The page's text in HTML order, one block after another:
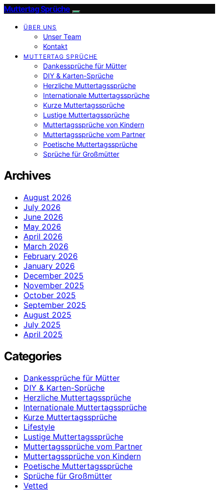
Muttertag Sprüche
ÜBER UNS
Unser Team
Kontakt
MUTTERTAG SPRÜCHE
Dankessprüche für Mütter
DIY & Karten-Sprüche
Herzliche Muttertagssprüche
Internationale Muttertagssprüche
Kurze Muttertagssprüche
Lustige Muttertagssprüche
Muttertagssprüche von Kindern
Muttertagssprüche vom Partner
Poetische Muttertagssprüche
Sprüche für Großmütter
Archives
August 2026
July 2026
June 2026
May 2026
April 2026
March 2026
February 2026
January 2026
December 2025
November 2025
October 2025
September 2025
August 2025
July 2025
April 2025
Categories
Dankessprüche für Mütter
DIY & Karten-Sprüche
Herzliche Muttertagssprüche
Internationale Muttertagssprüche
Kurze Muttertagssprüche
Lifestyle
Lustige Muttertagssprüche
Muttertagssprüche vom Partner
Muttertagssprüche von Kindern
Poetische Muttertagssprüche
Sprüche für Großmütter
Vetted